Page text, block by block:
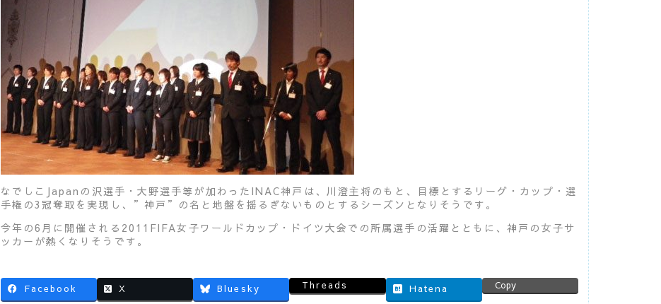
なでしこJapanの沢選手・大野選手等が加わったINAC神戸は、川澄主将のもと、目標とするリーグ・カップ・選
手権の3冠奪取を実現し、”神戸”の名と地盤を揺るぎないものとするシーズンとなりそうです。
今年の6月に開催される2011FIFA女子ワールドカップ・ドイツ大会での所属選手の活躍とともに、神戸の女子サ
ッカーが熱くなりそうです。
Facebook X Bluesky Threads Hatena Copy